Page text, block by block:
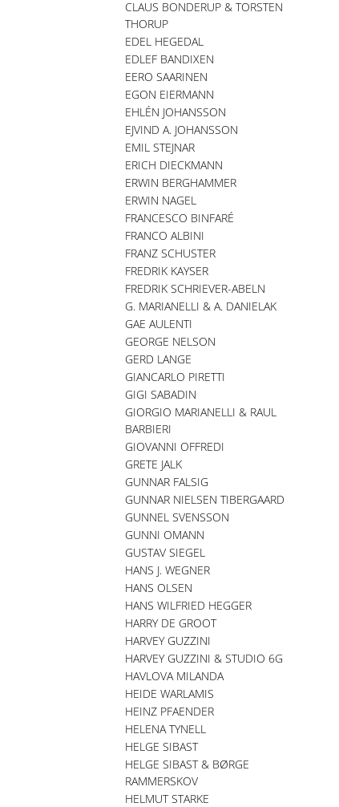
CLAUS BONDERUP & TORSTEN
THORUP
EDEL HEGEDAL
EDLEF BANDIXEN
EERO SAARINEN
EGON EIERMANN
EHLÉN JOHANSSON
EJVIND A. JOHANSSON
EMIL STEJNAR
ERICH DIECKMANN
ERWIN BERGHAMMER
ERWIN NAGEL
FRANCESCO BINFARÉ
FRANCO ALBINI
FRANZ SCHUSTER
FREDRIK KAYSER
FREDRIK SCHRIEVER-ABELN
G. MARIANELLI & A. DANIELAK
GAE AULENTI
GEORGE NELSON
GERD LANGE
GIANCARLO PIRETTI
GIGI SABADIN
GIORGIO MARIANELLI & RAUL
BARBIERI
GIOVANNI OFFREDI
GRETE JALK
GUNNAR FALSIG
GUNNAR NIELSEN TIBERGAARD
GUNNEL SVENSSON
GUNNI OMANN
GUSTAV SIEGEL
HANS J. WEGNER
HANS OLSEN
HANS WILFRIED HEGGER
HARRY DE GROOT
HARVEY GUZZINI
HARVEY GUZZINI & STUDIO 6G
HAVLOVA MILANDA
HEIDE WARLAMIS
HEINZ PFAENDER
HELENA TYNELL
HELGE SIBAST
HELGE SIBAST & BØRGE
RAMMERSKOV
HELMUT STARKE